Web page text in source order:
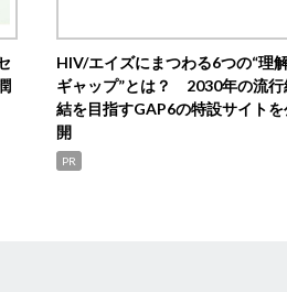
HIV/エイズにまつわる6つの“理
ギャップ”とは？ 2030年の流行
結を目指すGAP6の特設サイトを
開
PR